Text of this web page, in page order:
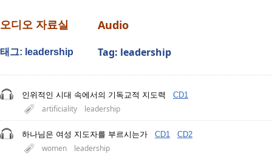
오디오 자료실
태그: leadership
Audio
Tag: leadership
인위적인 시대 속에서의 기독교적 지도력 CD1
artificiality leadership
하나님은 여성 지도자를 부르시는가 CD1 CD2
women leadership